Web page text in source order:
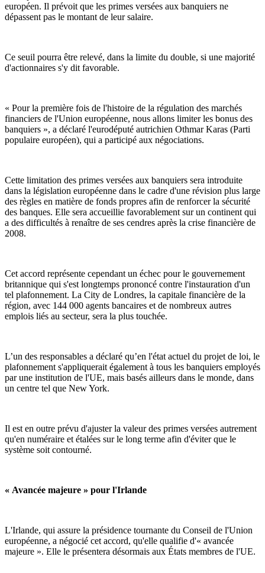
européen. Il prévoit que les primes versées aux banquiers ne
dépassent pas le montant de leur salaire.
Ce seuil pourra être relevé, dans la limite du double, si une majorité
d'actionnaires s'y dit favorable.
« Pour la première fois de l'histoire de la régulation des marchés
financiers de l'Union européenne, nous allons limiter les bonus des
banquiers », a déclaré l'eurodéputé autrichien Othmar Karas (Parti
populaire européen), qui a participé aux négociations.
Cette limitation des primes versées aux banquiers sera introduite
dans la législation européenne dans le cadre d'une révision plus large
des règles en matière de fonds propres afin de renforcer la sécurité
des banques. Elle sera accueillie favorablement sur un continent qui
a des difficultés à renaître de ses cendres après la crise financière de
2008.
Cet accord représente cependant un échec pour le gouvernement
britannique qui s'est longtemps prononcé contre l'instauration d'un
tel plafonnement. La City de Londres, la capitale financière de la
région, avec 144 000 agents bancaires et de nombreux autres
emplois liés au secteur, sera la plus touchée.
L’un des responsables a déclaré qu’en l'état actuel du projet de loi, le
plafonnement s'appliquerait également à tous les banquiers employés
par une institution de l'UE, mais basés ailleurs dans le monde, dans
un centre tel que New York.
Il est en outre prévu d'ajuster la valeur des primes versées autrement
qu'en numéraire et étalées sur le long terme afin d'éviter que le
système soit contourné.
« Avancée majeure » pour l'Irlande
L'Irlande, qui assure la présidence tournante du Conseil de l'Union
européenne, a négocié cet accord, qu'elle qualifie d'« avancée
majeure ». Elle le présentera désormais aux États membres de l'UE.